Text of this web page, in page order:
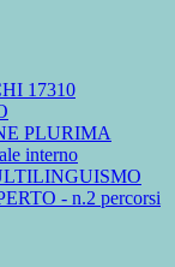
17310
PLURIMA
interno
- n.2 percorsi